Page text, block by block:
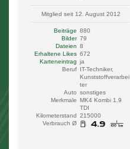
Mitglied seit 12. August 2012
Beiträge 880
Bilder 79
Dateien 8
Erhaltene Likes 672
Karteneintrag ja
Beruf IT-Techniker,
Kunststoffverarbei
ter
Auto sonstiges
Merkmale MK4 Kombi 1.9
TDI
Kilometerstand 215000
Verbrauch Ø